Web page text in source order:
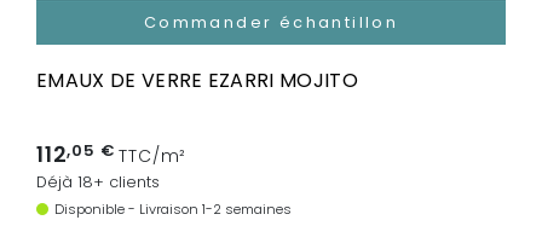
Commander échantillon
EMAUX DE VERRE EZARRI MOJITO
112,05 € TTC/m²
Déjà 18+ clients
Disponible - Livraison 1-2 semaines